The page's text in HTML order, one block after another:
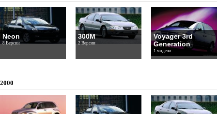
Neon
8 Версии
300M
2 Версии
Voyager 3rd
Generation
1 модели
2000